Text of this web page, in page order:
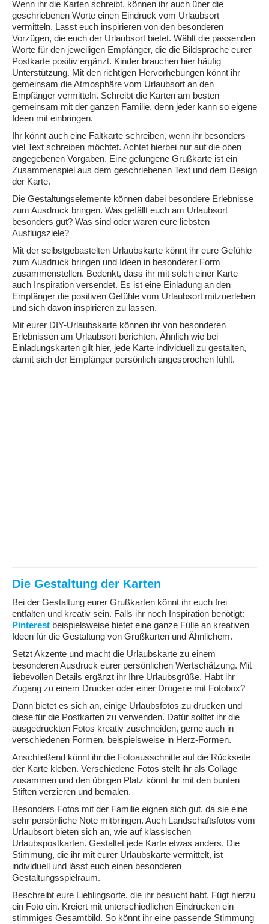
Wenn ihr die Karten schreibt, können ihr auch über die
geschriebenen Worte einen Eindruck vom Urlaubsort
vermitteln. Lasst euch inspirieren von den besonderen
Vorzügen, die euch der Urlaubsort bietet. Wählt die passenden
Worte für den jeweiligen Empfänger, die die Bildsprache eurer
Postkarte positiv ergänzt. Kinder brauchen hier häufig
Unterstützung. Mit den richtigen Hervorhebungen könnt ihr
gemeinsam die Atmosphäre vom Urlaubsort an den
Empfänger vermitteln. Schreibt die Karten am besten
gemeinsam mit der ganzen Familie, denn jeder kann so eigene
Ideen mit einbringen.
Ihr könnt auch eine Faltkarte schreiben, wenn ihr besonders
viel Text schreiben möchtet. Achtet hierbei nur auf die oben
angegebenen Vorgaben. Eine gelungene Grußkarte ist ein
Zusammenspiel aus dem geschriebenen Text und dem Design
der Karte.
Die Gestaltungselemente können dabei besondere Erlebnisse
zum Ausdruck bringen. Was gefällt euch am Urlaubsort
besonders gut? Was sind oder waren eure liebsten
Ausflugsziele?
Mit der selbstgebastelten Urlaubskarte könnt ihr eure Gefühle
zum Ausdruck bringen und Ideen in besonderer Form
zusammenstellen. Bedenkt, dass ihr mit solch einer Karte
auch Inspiration versendet. Es ist eine Einladung an den
Empfänger die positiven Gefühle vom Urlaubsort mitzuerleben
und sich davon inspirieren zu lassen.
Mit eurer DIY-Urlaubskarte können ihr von besonderen
Erlebnissen am Urlaubsort berichten. Ähnlich wie bei
Einladungskarten gilt hier, jede Karte individuell zu gestalten,
damit sich der Empfänger persönlich angesprochen fühlt.
Die Gestaltung der Karten
Bei der Gestaltung eurer Grußkarten könnt ihr euch frei
entfalten und kreativ sein. Falls ihr noch Inspiration benötigt:
Pinterest beispielsweise bietet eine ganze Fülle an kreativen
Ideen für die Gestaltung von Grußkarten und Ähnlichem.
Setzt Akzente und macht die Urlaubskarte zu einem
besonderen Ausdruck eurer persönlichen Wertschätzung. Mit
liebevollen Details ergänzt ihr Ihre Urlaubsgrüße. Habt ihr
Zugang zu einem Drucker oder einer Drogerie mit Fotobox?
Dann bietet es sich an, einige Urlaubsfotos zu drucken und
diese für die Postkarten zu verwenden. Dafür solltet ihr die
ausgedruckten Fotos kreativ zuschneiden, gerne auch in
verschiedenen Formen, beispielsweise in Herz-Formen.
Anschließend könnt ihr die Fotoausschnitte auf die Rückseite
der Karte kleben. Verschiedene Fotos stellt ihr als Collage
zusammen und den übrigen Platz könnt ihr mit den bunten
Stiften verzieren und bemalen.
Besonders Fotos mit der Familie eignen sich gut, da sie eine
sehr persönliche Note mitbringen. Auch Landschaftsfotos vom
Urlaubsort bieten sich an, wie auf klassischen
Urlaubspostkarten. Gestaltet jede Karte etwas anders. Die
Stimmung, die ihr mit eurer Urlaubskarte vermittelt, ist
individuell und lässt euch einen besonderen
Gestaltungsspielraum.
Beschreibt eure Lieblingsorte, die ihr besucht habt. Fügt hierzu
ein Foto ein. Kreiert mit unterschiedlichen Eindrücken ein
stimmiges Gesamtbild. So könnt ihr eine passende Stimmung